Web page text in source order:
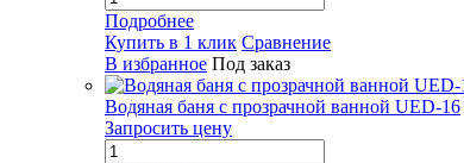
Подробнее
Купить в 1 клик Сравнение
В избранное Под заказ
Водяная баня с прозрачной ванной UED-16
Запросить цену